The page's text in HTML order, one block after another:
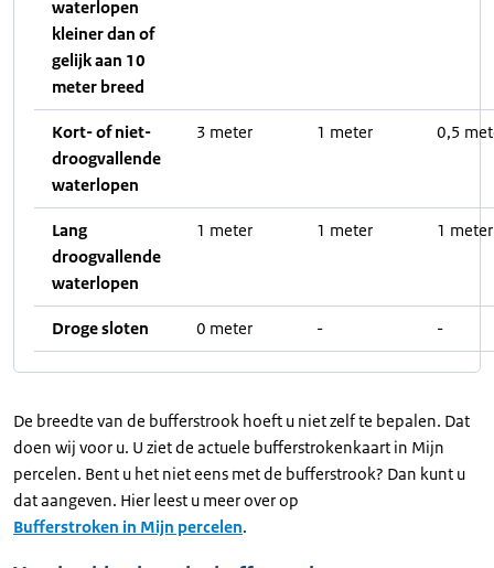
waterlopen
kleiner dan of
gelijk aan 10
meter breed
Kort- of niet-
droogvallende
waterlopen
3 meter 1 meter 0,5
Lang
droogvallende
waterlopen
1 meter 1 meter 1 meter
Droge sloten 0 meter - -
De breedte van de bufferstrook hoeft u niet zelf te bepalen. Dat
doen wij voor u. U ziet de actuele bufferstrokenkaart in Mijn
percelen. Bent u het niet eens met de bufferstrook? Dan kunt u
dat aangeven. Hier leest u meer over op
Bufferstroken in Mijn percelen.